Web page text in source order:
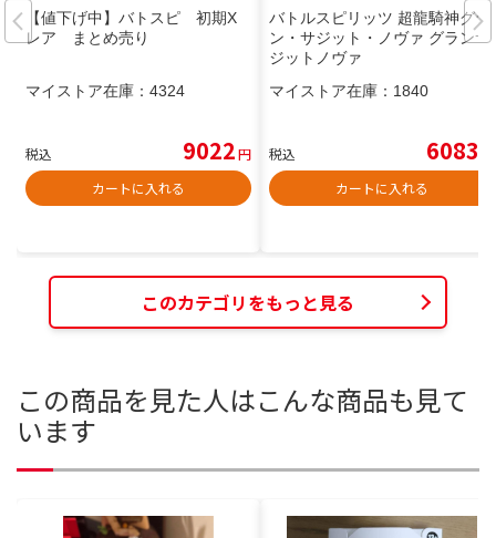
【値下げ中】バトスピ 初期X
レア まとめ売り
マイストア在庫： 4324
税込 9022円
カートに入れる
バトルスピリッツ 超龍騎神グラ
ン・サジット・ノヴァ グランサ
ジットノヴァ
マイストア在庫： 1840
税込 6083
カートに入れる
このカテゴリをもっと見る
この商品を見た人はこんな商品も見て
います